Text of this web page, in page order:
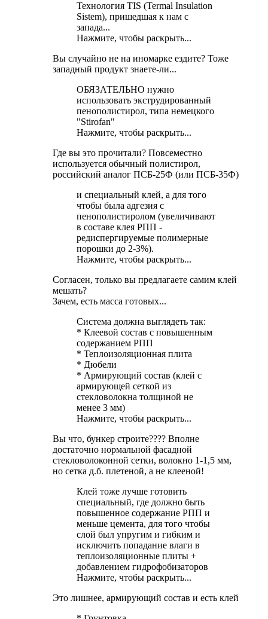
Технология TIS (Termal Insulation
Sistem), пришедшая к нам с
запада...
Нажмите, чтобы раскрыть...
Вы случайно не на иномарке ездите? Тоже
западный продукт знаете-ли...
ОБЯЗАТЕЛЬНО нужно
использовать экструдированный
пенополистирол, типа немецкого
"Stirofan"
Нажмите, чтобы раскрыть...
Где вы это прочитали? Повсеместно
используется обычный полистирол,
российский аналог ПСБ-25Ф (или ПСБ-35Ф)
и специальный клей, а для того
чтобы была адгезия с
пенополистиролом (увеличивают
в составе клея РПП -
редиспергируемые полимерные
порошки до 2-3%).
Нажмите, чтобы раскрыть...
Согласен, только вы предлагаете самим клей
мешать?
Зачем, есть масса готовых...
Система должна выглядеть так:
* Клеевой состав с повышенным
содержанием РПП
* Теплоизоляционная плита
* Дюбели
* Армирующий состав (клей с
армирующей сеткой из
стекловолокна толщиной не
менее 3 мм)
Нажмите, чтобы раскрыть...
Вы что, бункер строите???? Вполне
достаточно нормальной фасадной
стекловолоконной сетки, волокно 1-1,5 мм,
но сетка д.б. плетеной, а не клееной!
Клей тоже лучше готовить
специальный, где должно быть
повышенное содержание РПП и
меньше цемента, для того чтобы
слой был упругим и гибким и
исключить попадание влаги в
теплоизоляционные плиты +
добавлением гидрофобизаторов
Нажмите, чтобы раскрыть...
Это лишнее, армирующий состав и есть клей